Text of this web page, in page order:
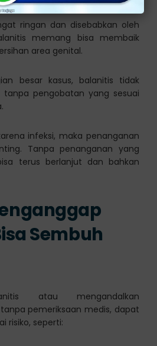
ringan dan disebabkan oleh
memang bisa membaik
area genital.
besar kasus, balanitis tidak
tanpa pengobatan yang sesuai
infeksi, maka penanganan
Tanpa penanganan yang
terus berlanjut dan bahkan
Sembuh
atau mengandalkan
pemeriksaan medis, dapat
risiko, seperti: